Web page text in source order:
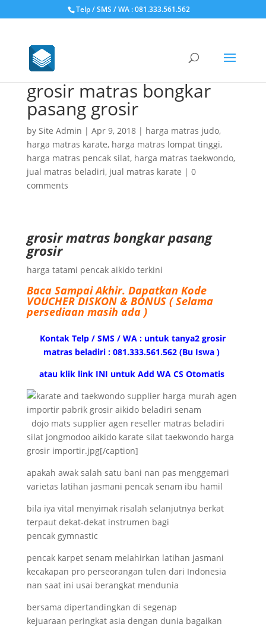
Telp / SMS / WA : 081.333.561.562
grosir matras bongkar
pasang grosir
by Site Admin | Apr 9, 2018| harga matras judo,
harga matras karate, harga matras lompat tinggi,
harga matras pencak silat, harga matras taekwondo,
jual matras beladiri, jual matras karate | 0
comments
grosir matras bongkar pasang
grosir
harga tatami pencak aikido terkini
Baca Sampai Akhir. Dapatkan Kode
VOUCHER DISKON & BONUS ( Selama
persediaan masih ada )
Kontak Telp / SMS / WA : untuk tanya2 grosir
matras beladiri : 081.333.561.562 (Bu Iswa )
atau klik link INI untuk Add WA CS Otomatis
dojo mats supplier agen reseller matras beladiri
silat jongmodoo aikido karate silat taekwondo harga
grosir importir.jpg[/caption]
apakah awak salah satu bani nan pas menggemari
varietas latihan jasmani pencak senam ibu hamil
bila iya vital menyimak risalah selanjutnya berkat
terpaut dekat-dekat instrumen bagi
pencak gymnastic
pencak karpet senam melahirkan latihan jasmani
kecakapan pro perseorangan tulen dari Indonesia
nan saat ini usai berangkat mendunia
bersama dipertandingkan di segenap
kejuaraan peringkat asia dengan dunia bagaikan